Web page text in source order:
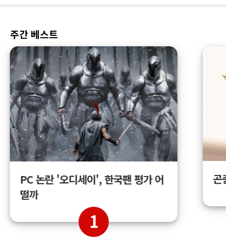
주간 베스트
PC 논란 '오디세이', 한국팬 평가 어
떨까
1
곤